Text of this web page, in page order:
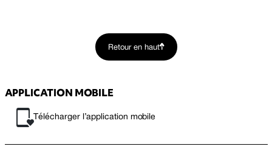
Retour en haut
APPLICATION MOBILE
Télécharger l’application mobile